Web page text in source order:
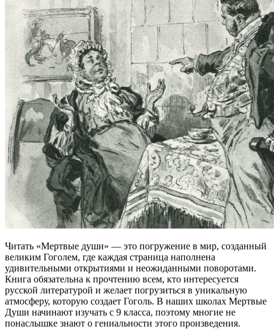
Читать «Мертвые души» — это погружение в мир, созданный
великим Гоголем, где каждая страница наполнена
удивительными открытиями и неожиданными поворотами.
Книга обязательна к прочтению всем, кто интересуется
русской литературой и желает погрузиться в уникальную
атмосферу, которую создает Гоголь. В наших школах Мертвые
Души начинают изучать с 9 класса, поэтому многие не
понаслышке знают о гениальности этого произведения.